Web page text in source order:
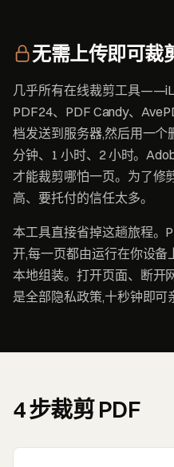
无需上传即可裁
几乎所有在线裁剪工具
PDF24、PDF Candy、
档发送到服务器,然后用一
分钟、1 小时、2 小时。
才能裁剪哪怕一页。为了修
高、要托付的信任太多。
本工具直接省掉这趟旅程。
开,每一页都由运行在你设备
本地组装。打开页面、断
是全部隐私政策,十秒钟即可
4 步裁剪 PDF